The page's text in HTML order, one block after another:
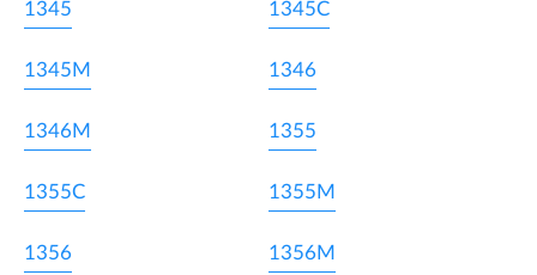
1345 1345C
1345M 1346
1346M 1355
1355C 1355M
1356 1356M